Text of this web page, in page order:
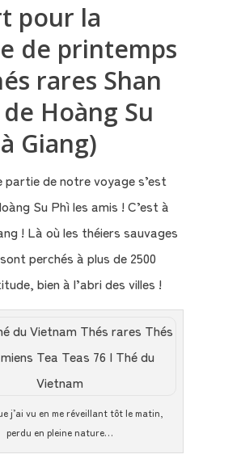
pour la
de printemps
rares Shan
Hoàng Su
Giang)
partie de notre voyage s’est
Su Phì les amis ! C’est à
! Là où les théiers sauvages
perchés à plus de 2500
bien à l’abri des villes !
j’ai vu en me réveillant tôt le matin,
perdu en pleine nature…